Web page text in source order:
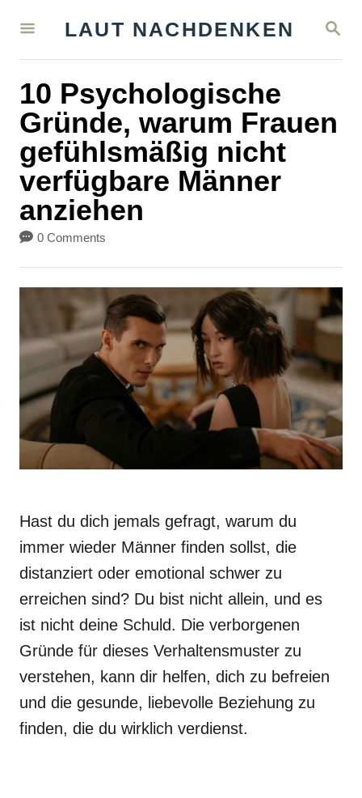
S
A
H
LAUT NACHDENKEN
10 Psychologische
Gründe, warum Frauen
gefühlsmäßig nicht
verfügbare Männer
anziehen
0 Comments
Hast du dich jemals gefragt, warum du
immer wieder Männer finden sollst, die
distanziert oder emotional schwer zu
erreichen sind? Du bist nicht allein, und es
ist nicht deine Schuld. Die verborgenen
Gründe für dieses Verhaltensmuster zu
verstehen, kann dir helfen, dich zu befreien
und die gesunde, liebevolle Beziehung zu
finden, die du wirklich verdienst.